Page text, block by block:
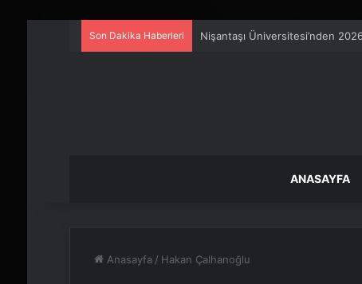
Son Dakika Haberleri Nişantaşı Üniversitesi’nden
ANASAYFA
Anasayfa / Hakan Çalhanoğlu